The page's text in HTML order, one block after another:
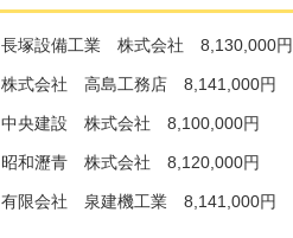
長塚設備工業 株式会社 8,130,000円
株式会社 高島工務店 8,141,000円
中央建設 株式会社 8,100,000円
昭和瀝青 株式会社 8,120,000円
有限会社 泉建機工業 8,141,000円